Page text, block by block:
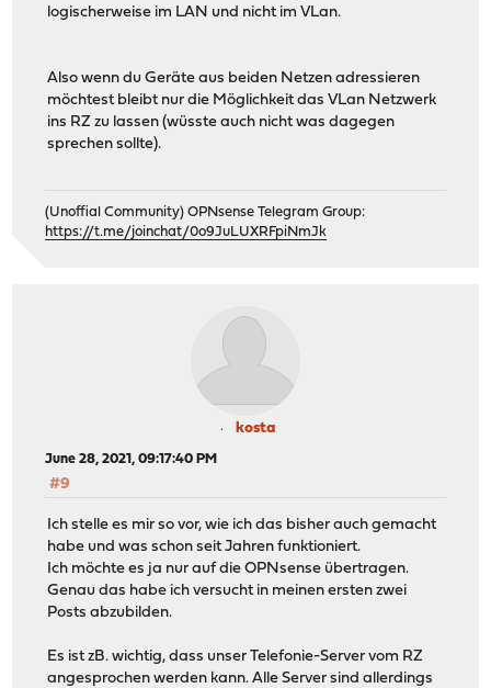
logischerweise im LAN und nicht im VLan.
Also wenn du Geräte aus beiden Netzen adressieren
möchtest bleibt nur die Möglichkeit das VLan Netzwerk
ins RZ zu lassen (wüsste auch nicht was dagegen
sprechen sollte).
(Unoffial Community) OPNsense Telegram Group:
https://t.me/joinchat/0o9JuLUXRFpiNmJk
kosta
June 28, 2021, 09:17:40 PM
#9
Ich stelle es mir so vor, wie ich das bisher auch gemacht
habe und was schon seit Jahren funktioniert.
Ich möchte es ja nur auf die OPNsense übertragen.
Genau das habe ich versucht in meinen ersten zwei
Posts abzubilden.
Es ist zB. wichtig, dass unser Telefonie-Server vom RZ
angesprochen werden kann. Alle Server sind allerdings